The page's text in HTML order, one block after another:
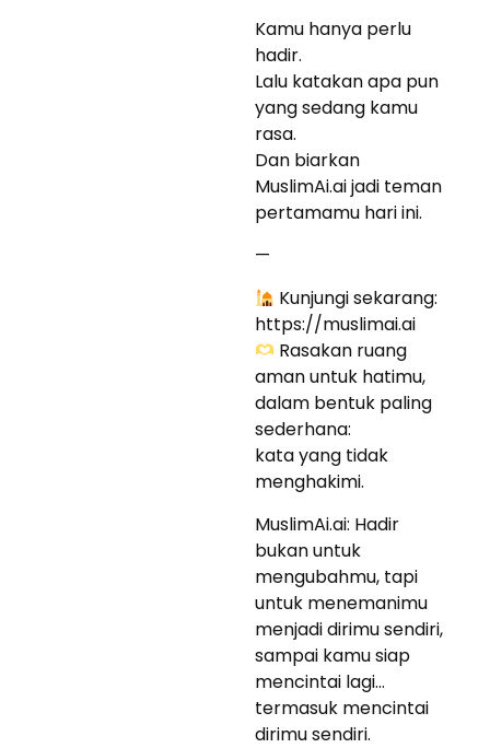
Kamu hanya perlu
hadir.
Lalu katakan apa pun
yang sedang kamu
rasa.
Dan biarkan
MuslimAi.ai jadi teman
pertamamu hari ini.
—
Kunjungi sekarang:
https://muslimai.ai
Rasakan ruang
aman untuk hatimu,
dalam bentuk paling
sederhana:
kata yang tidak
menghakimi.
MuslimAi.ai: Hadir
bukan untuk
mengubahmu, tapi
untuk menemanimu
menjadi dirimu sendiri,
sampai kamu siap
mencintai lagi…
termasuk mencintai
dirimu sendiri.